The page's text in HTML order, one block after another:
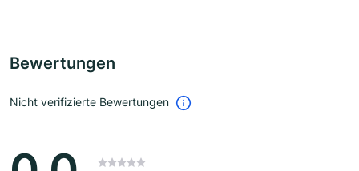
Bewertungen
Nicht verifizierte Bewertungen